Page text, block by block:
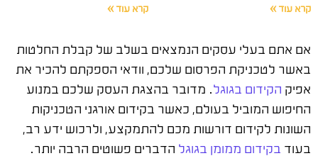
קרא עוד » קרא עוד »
אם אתם בעלי עסקים הנמצאים בשלב של קבלת החלטות
באשר לטכניקת הפרסום שלכם, וודאי הספקתם להכיר את
אפיק הקידום בגוגל. מדובר בהצגת העסק שלכם במנוע
החיפוש המוביל בעולם, כאשר בקידום אורגני הטכניקות
השונות לקידום דורשות מכם להתמקצע, ולרכוש ידע רב,
בעוד בקידום ממומן בגוגל הדברים פשוטים הרבה יותר.